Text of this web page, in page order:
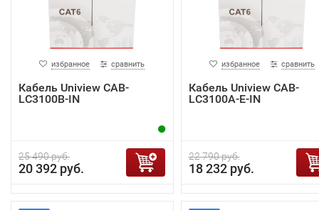
избранное сравнить
Кабель Uniview CAB-
LC3100B-IN
25 490 руб.
20 392 руб.
избранное сравнить
Кабель Uniview CAB-
LC3100A-E-IN
22 790 руб.
18 232 руб.